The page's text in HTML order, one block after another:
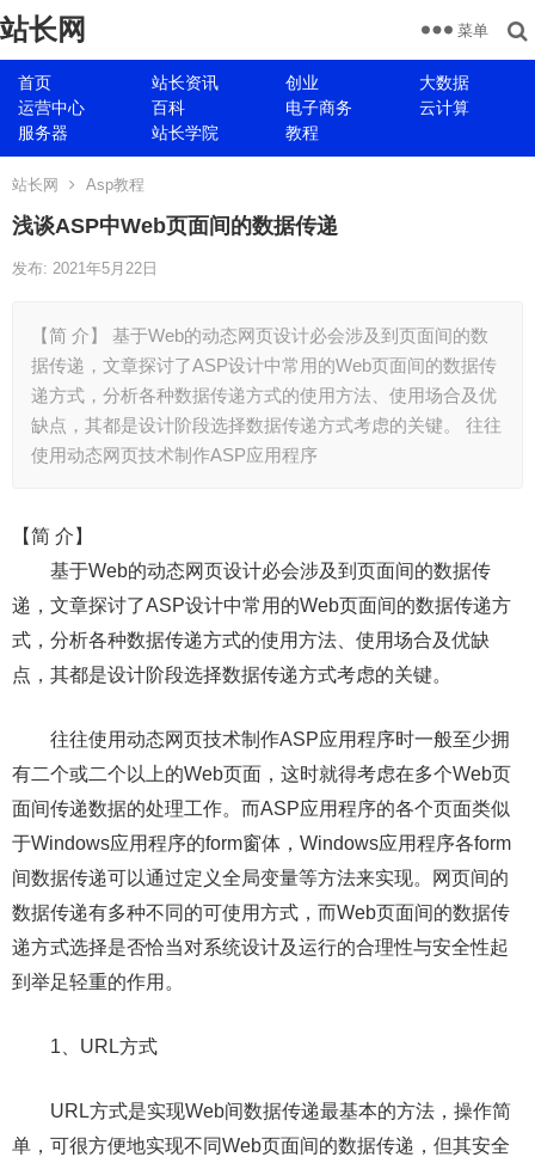
站长网
首页 站长资讯 创业
大数据
运营中心
百科 电子商务
云计算
服务器
站长学院 教程
菜单
站长网 Asp教程
浅谈ASP中Web页面间的数据传递
发布: 2021年5月22日
【简 介】 基于Web的动态网页设计必会涉及到页面间的数
据传递，文章探讨了ASP设计中常用的Web页面间的数据传
递方式，分析各种数据传递方式的使用方法、使用场合及优
缺点，其都是设计阶段选择数据传递方式考虑的关键。 往往
使用动态网页技术制作ASP应用程序
【简 介】
基于Web的动态网页设计必会涉及到页面间的数据传
递，文章探讨了ASP设计中常用的Web页面间的数据传递方
式，分析各种数据传递方式的使用方法、使用场合及优缺
点，其都是设计阶段选择数据传递方式考虑的关键。
往往使用动态网页技术制作ASP应用程序时一般至少拥
有二个或二个以上的Web页面，这时就得考虑在多个Web页
面间传递数据的处理工作。而ASP应用程序的各个页面类似
于Windows应用程序的form窗体，Windows应用程序各form
间数据传递可以通过定义全局变量等方法来实现。网页间的
数据传递有多种不同的可使用方式，而Web页面间的数据传
递方式选择是否恰当对系统设计及运行的合理性与安全性起
到举足轻重的作用。
1、URL方式
URL方式是实现Web间数据传递最基本的方法，操作简
单，可很方便地实现不同Web页面间的数据传递，但其安全